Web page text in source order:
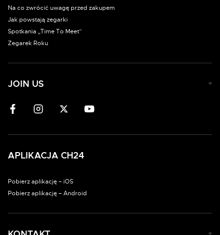
Na co zwrócić uwagę przed zakupem
Jak powstają zegarki
Spotkania „Time To Meet”
Zegarek Roku
JOIN US
APLIKACJA CH24
Pobierz aplikację – iOS
Pobierz aplikację – Android